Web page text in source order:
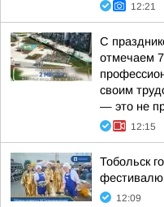
12:21
С
отмечаем
своим
— это не
12:15
Тобольск
12:09